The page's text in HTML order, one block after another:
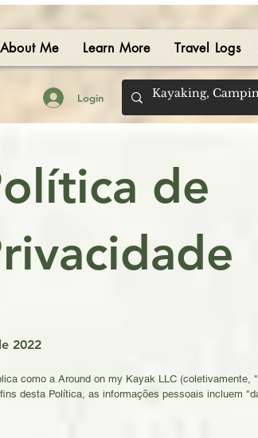
About Me Learn More Travel Logs
Login
de
2022
como a Around on my Kayak LLC
desta Política, as informações pessoais incluem